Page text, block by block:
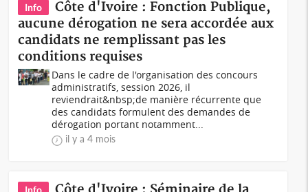
Info
Côte d'Ivoire : Fonction Publique,
aucune dérogation ne sera accordée aux
candidats ne remplissant pas les
conditions requises
Dans le cadre de l'organisation des concours
administratifs, session 2026, il
reviendrait&nbsp;de manière récurrente que
des candidats formulent des demandes de
dérogation portant notamment...
il y a 4 mois
Info